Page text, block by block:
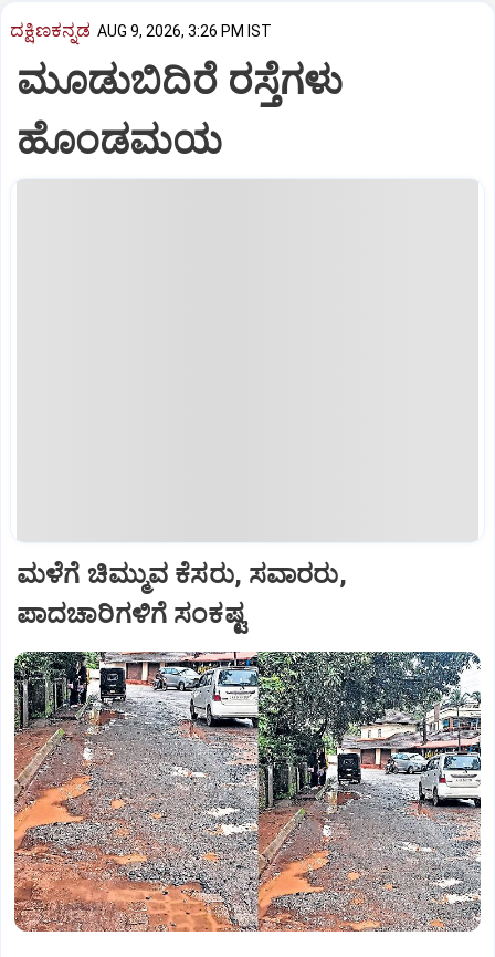
ದಕ್ಷಿಣಕನ್ನಡ AUG 9, 2026, 3:26 PM IST
ಮೂಡುಬಿದಿರೆ ರಸ್ತೆಗಳು
ಹೊಂಡಮಯ
ಮಳೆಗೆ ಚಿಮ್ಮುವ ಕೆಸರು, ಸವಾರರು,
ಪಾದಚಾರಿಗಳಿಗೆ ಸಂಕಷ್ಟ